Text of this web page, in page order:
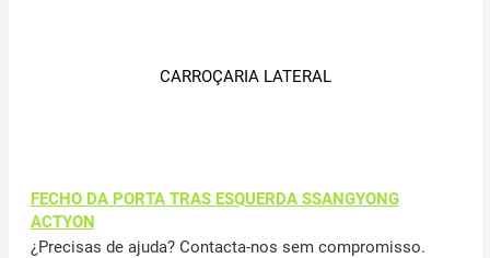
CARROÇARIA LATERAL
FECHO DA PORTA TRAS ESQUERDA SSANGYONG
ACTYON
¿Precisas de ajuda? Contacta-nos sem compromisso.